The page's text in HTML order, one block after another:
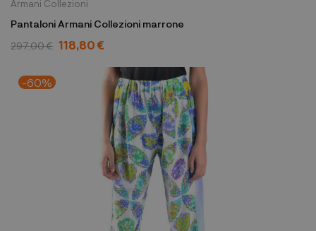
Armani Collezioni
Pantaloni Armani Collezioni marrone
297,00 € 118,80 €
-60%